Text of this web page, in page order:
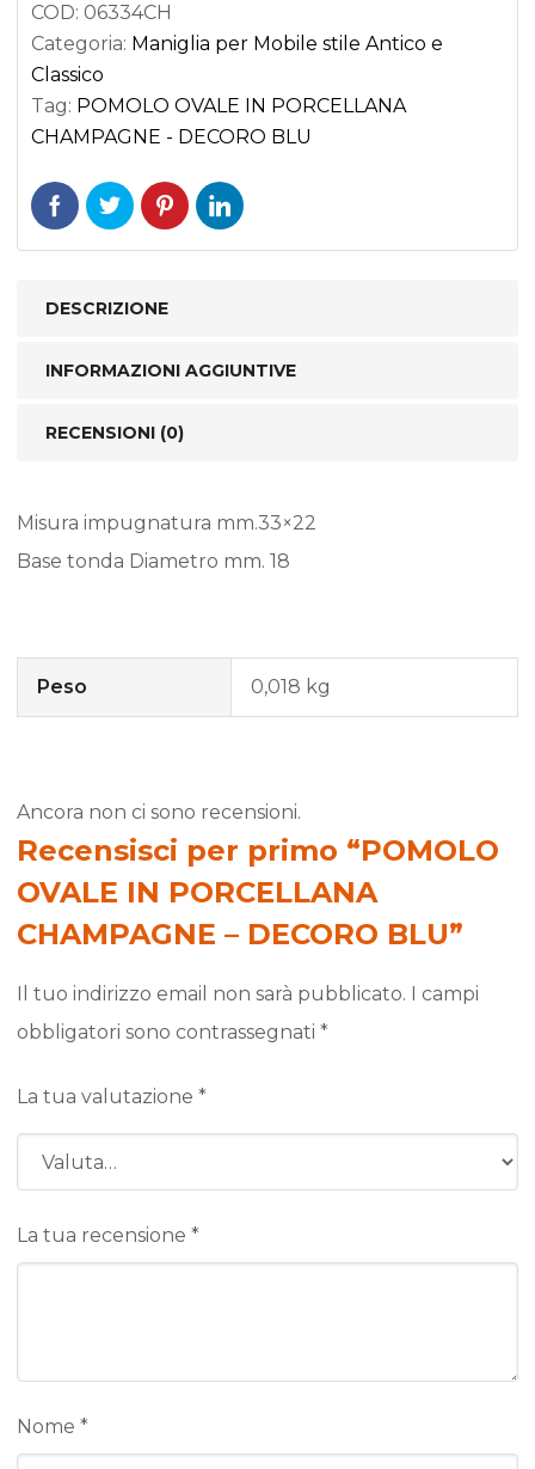
DECORO
BLU
quantità
COD: 06334CH
Categoria: Maniglia per Mobile stile Antico e
Classico
Tag: POMOLO OVALE IN PORCELLANA
CHAMPAGNE - DECORO BLU
DESCRIZIONE
INFORMAZIONI AGGIUNTIVE
RECENSIONI (0)
Misura impugnatura mm.33×22
Base tonda Diametro mm. 18
Peso 0,018 kg
Ancora non ci sono recensioni.
Recensisci per primo “POMOLO
OVALE IN PORCELLANA
CHAMPAGNE – DECORO BLU”
Il tuo indirizzo email non sarà pubblicato. I campi
obbligatori sono contrassegnati *
La tua valutazione *
La tua recensione *
Nome *